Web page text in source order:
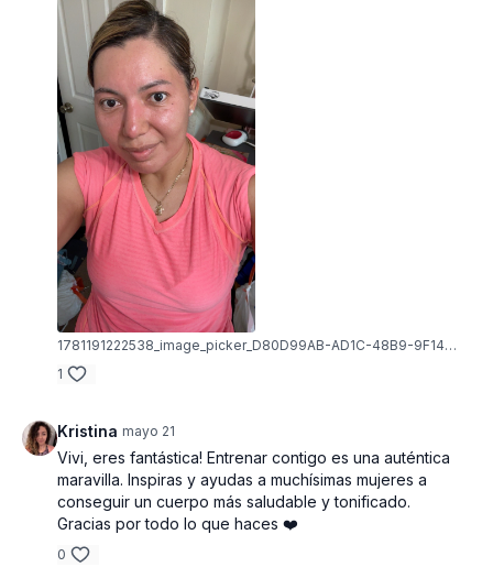
1781191222538_image_picker_D80D99AB-AD1C-48B9-9F14-7874FFDCC3B0-43984-000004BCCA10BDF5.1781191222.jpg
1
Kristina mayo 21
Vivi, eres fantástica! Entrenar contigo es una auténtica
maravilla. Inspiras y ayudas a muchísimas mujeres a
conseguir un cuerpo más saludable y tonificado.
Gracias por todo lo que haces ❤️
0